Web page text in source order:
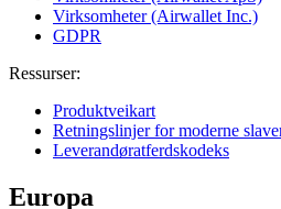
Virksomheter (Airwallet Inc.)
GDPR
Ressurser:
Produktveikart
Retningslinjer for moderne
Leverandøratferdskodeks
Europa